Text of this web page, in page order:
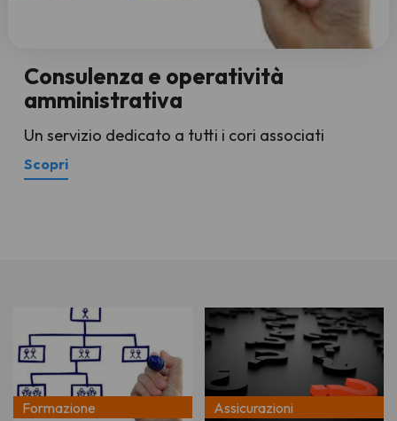
Consulenza e operatività
amministrativa
Un servizio dedicato a tutti i cori associati
Scopri
Formazione Assicurazioni